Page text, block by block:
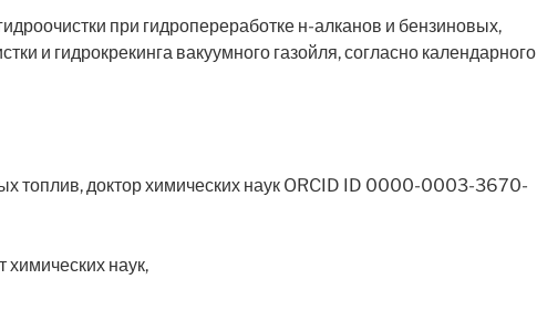
при гидропереработке н-алканов и бензиновых,
и гидрокрекинга вакуумного газойля, согласно календарного
топлив, доктор химических наук ORCID ID 0000-0003-3670-
наук,